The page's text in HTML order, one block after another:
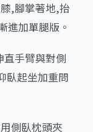
,腳掌著地,抬
進加單腿版。
直手臂與對側
臥起坐加重問
側臥枕頭夾